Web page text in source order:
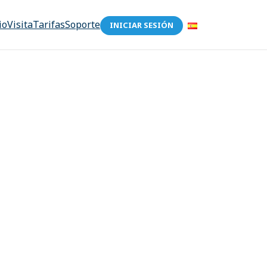
VisitaTarifasSoporte INICIAR SESIÓN